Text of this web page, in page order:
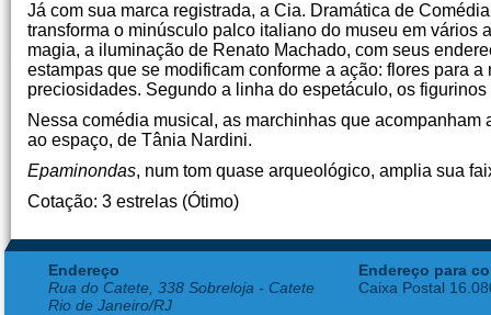
Já com sua marca registrada, a Cia. Dramática de
transforma o minúsculo palco italiano do museu em
magia, a iluminação de Renato Machado, com seus
estampas que se modificam conforme a ação: flores para
preciosidades. Segundo a linha do espetáculo, os
Nessa comédia musical, as marchinhas que
ao espaço, de Tânia Nardini.
Epaminondas, num tom quase arqueológico, amplia sua
Cotação: 3 estrelas (Ótimo)
Endereço
Rua do Catete, 338 Sobreloja - Catete
Rio de Janeiro/RJ
Endereço para
Caixa Postal